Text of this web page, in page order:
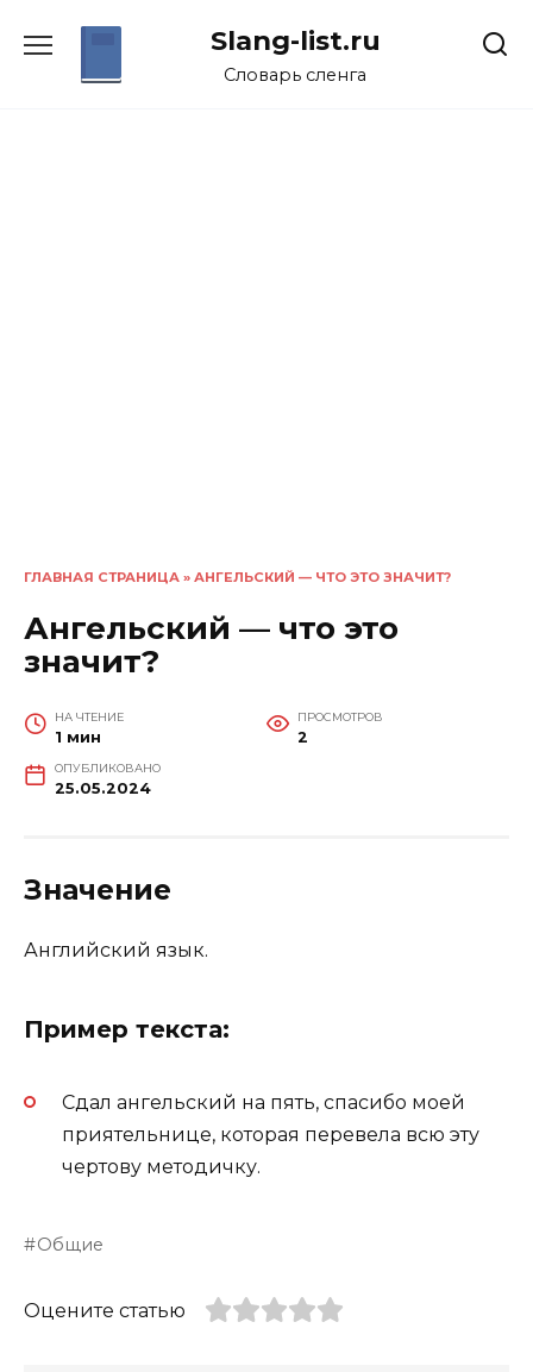
Slang-list.ru
Словарь сленга
ГЛАВНАЯ СТРАНИЦА » АНГЕЛЬСКИЙ — ЧТО ЭТО ЗНАЧИТ?
Ангельский — что это
значит?
НА ЧТЕНИЕ
1 мин
ПРОСМОТРОВ
2
ОПУБЛИКОВАНО
25.05.2024
Значение
Английский язык.
Пример текста:
Сдал ангельский на пять, спасибо моей
приятельнице, которая перевела всю эту
чертову методичку.
Общие
Оцените статью